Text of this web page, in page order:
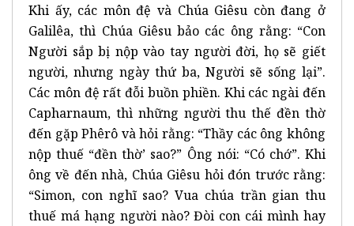
Khi ấy, các môn đệ và Chúa Giêsu còn đang ở
Galilêa, thì Chúa Giêsu bảo các ông rằng: “Con
Người sắp bị nộp vào tay người đời, họ sẽ giết
người, nhưng ngày thứ ba, Người sẽ sống lại”.
Các môn đệ rất đỗi buồn phiền. Khi các ngài đến
Capharnaum, thì những người thu thế đền thờ
đến gặp Phêrô và hỏi rằng: “Thầy các ông không
nộp thuế “đền thờ’ sao?” Ông nói: “Có chớ”. Khi
ông về đến nhà, Chúa Giêsu hỏi đón trước rằng:
“Simon, con nghĩ sao? Vua chúa trần gian thu
thuế má hạng người nào? Đòi con cái mình hay